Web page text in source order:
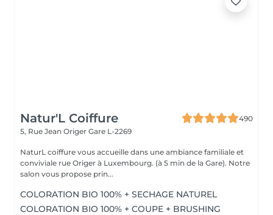
Natur'L Coiffure
490
5, Rue Jean Origer Gare L-2269
NaturL coiffure vous accueille dans une ambiance familiale et
conviviale rue Origer à Luxembourg. (à 5 min de la Gare). Notre
salon vous propose prin...
COLORATION BIO 100% + SECHAGE NATUREL
COLORATION BIO 100% + COUPE + BRUSHING